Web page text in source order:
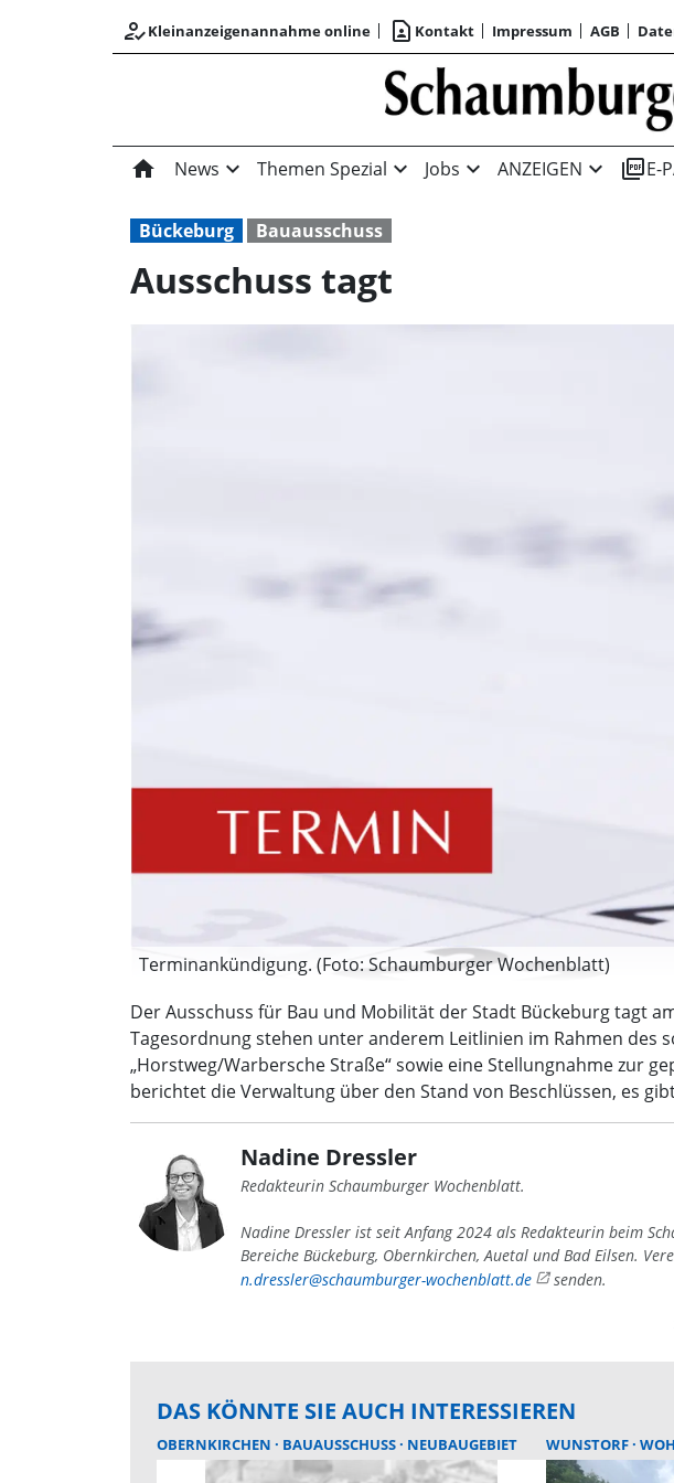
how_to_regKleinanzeigenannahme online contact_page Kontakt Impressum AGB
home News expand_more Themen Spezial expand_more Jobs expand_more ANZEIGEN expand_more picture_as_pdfE-
Bückeburg Bauausschuss
Ausschuss tagt
Terminankündigung. (Foto: Schaumburger Wochenblatt)
Der Ausschuss für Bau und Mobilität der Stadt Bückeburg tagt
Tagesordnung stehen unter anderem Leitlinien im Rahmen des
„Horstweg/Warbersche Straße“ sowie eine Stellungnahme zur
berichtet die Verwaltung über den Stand von Beschlüssen, es
Nadine Dressler
Redakteurin Schaumburger Wochenblatt.
Nadine Dressler ist seit Anfang 2024 als Redakteurin beim
Bereiche Bückeburg, Obernkirchen, Auetal und Bad Eilsen.
n.dressler@schaumburger-wochenblatt.de
senden.
DAS KÖNNTE SIE AUCH INTERESSIEREN
OBERNKIRCHEN BAUAUSSCHUSS NEUBAUGEBIET WUNSTORF